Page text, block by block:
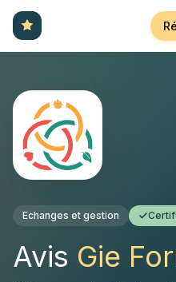
Echanges et gestion
Avis Gie